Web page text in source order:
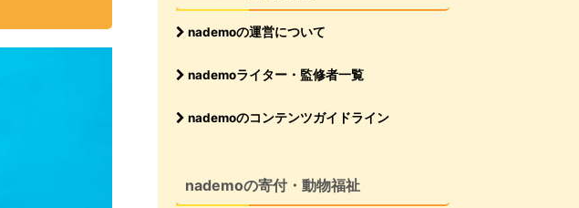
nademoの運営について
nademoライター・監修者一覧
nademoのコンテンツガイドライン
nademoの寄付・動物福祉